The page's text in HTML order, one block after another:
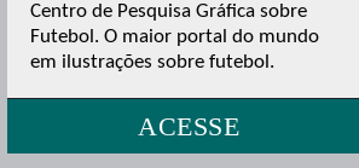
Centro de Pesquisa Gráfica sobre
Futebol. O maior portal do mundo
em ilustrações sobre futebol.
ACESSE